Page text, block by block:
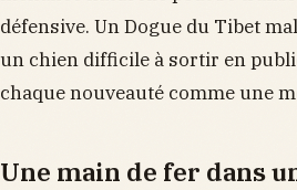
défensive. Un Dogue du Tibet
un chien difficile à sortir en
chaque nouveauté comme une
Une main de fer dans